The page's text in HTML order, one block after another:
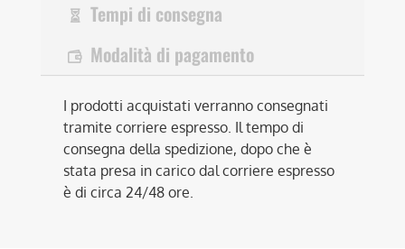
Tempi di consegna
Modalità di pagamento
I prodotti acquistati verranno consegnati
tramite corriere espresso. Il tempo di
consegna della spedizione, dopo che è
stata presa in carico dal corriere espresso
è di circa 24/48 ore.